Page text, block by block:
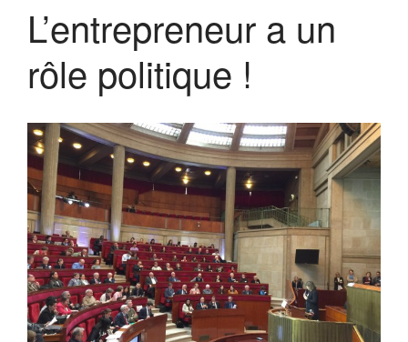
Forum 2022
PRIX MR21 : APPEL A
CANDIDATURES 2022
Forum 2020
Forum 2019
Forum 2018
Forum 2017
Contact
Forum 2026
Forum MR21 2026
L’entrepreneur a un
rôle politique !